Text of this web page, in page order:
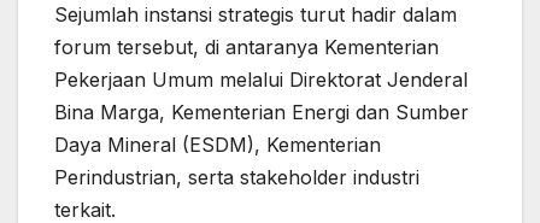
Sejumlah instansi strategis turut hadir dalam
forum tersebut, di antaranya Kementerian
Pekerjaan Umum melalui Direktorat Jenderal
Bina Marga, Kementerian Energi dan Sumber
Daya Mineral (ESDM), Kementerian
Perindustrian, serta stakeholder industri
terkait.